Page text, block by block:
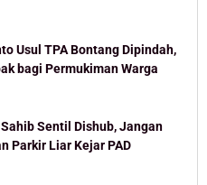
Usul TPA Bontang Dipindah,
bagi Permukiman Warga
Sentil Dishub, Jangan
Parkir Liar Kejar PAD